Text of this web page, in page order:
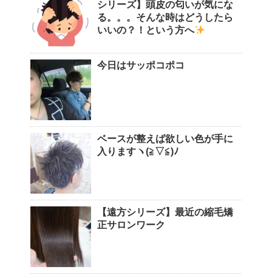
シリーズ】頭皮の匂いが気にな
る。。。そんな時はどうしたら
いいの？！という方へ
今日はサッポコポコ
ベースが整えば欲しい色が手に
入りますヽ(≧▽≦)ﾉ
【遠方シリーズ】最近の縮毛矯
正サロンワーク